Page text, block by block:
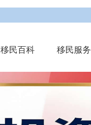
移民百科 移民服务